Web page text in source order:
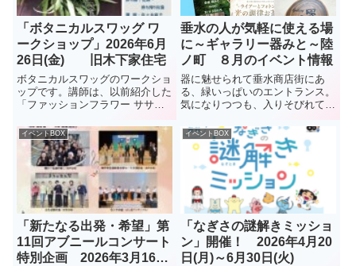
「ボタニカルスワッグ ワ
ークショップ」2026年6月
26日(金) 旧木下家住宅
ボタニカルスワッグのワークショ
ップです。講師は、以前紹介した
「ファッションフラワー ササ
垂水の人が気軽に使える場
に～ギャラリー器みと～陸
ノ町 ８月のイベント情報
器に魅せられて垂水商店街にあ
る、緑いっぱいのエントランス。
気になりつつも、入りそびれてい
ャラリー器みとは、器好きのオー
ナー小坂さんのこだわりが詰まっ
た食器が並ぶおしゃれな空間。ア
ンティーク家具に並ぶのは、季節
イベントBOX
「新たなる出発・希望」第
11回アブニールコンサート
特別企画 2026年3月16日
イベントBOX
「なぎさの謎解きミッショ
ン」開催！ 2026年4月20
日(月)～6月30日(火)